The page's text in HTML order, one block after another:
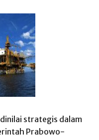
strategis dalam
Prabowo-